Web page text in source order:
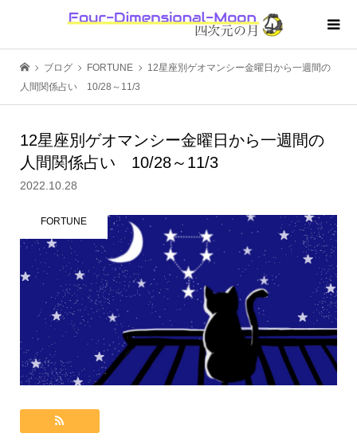
ブログ FORTUNE
12星座別ゲオマンシー金曜日から一週間の
人間関係占い 10/28～11/3
12星座別ゲオマンシー金曜日から一週間の
人間関係占い 10/28～11/3
2022.10.28
FORTUNE